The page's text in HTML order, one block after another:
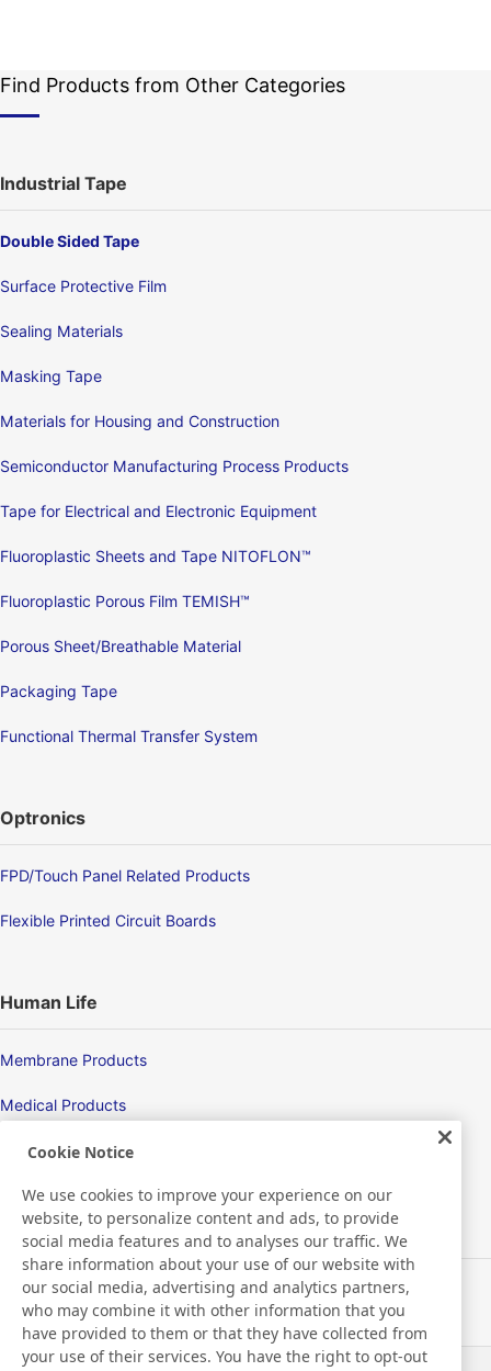
Find Products from Other Categories
Industrial Tape
Double Sided Tape
Surface Protective Film
Sealing Materials
Masking Tape
Materials for Housing and Construction
Semiconductor Manufacturing Process Products
Tape for Electrical and Electronic Equipment
Fluoroplastic Sheets and Tape NITOFLON™
Fluoroplastic Porous Film TEMISH™
Porous Sheet/Breathable Material
Packaging Tape
Functional Thermal Transfer System
Optronics
FPD/Touch Panel Related Products
Flexible Printed Circuit Boards
Human Life
Membrane Products
Medical Products
Hygiene
New Products/Technologies
Flex Sensing
Electric Debonding Tape
Cookie Notice
We use cookies to improve your experience on our
website, to personalize content and ads, to provide
social media features and to analyses our traffic. We
share information about your use of our website with
our social media, advertising and analytics partners,
who may combine it with other information that you
have provided to them or that they have collected from
your use of their services. You have the right to opt-out